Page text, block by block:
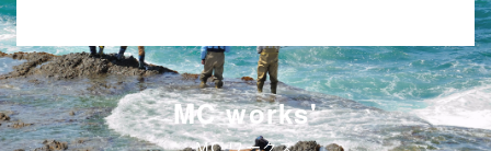
MC works'
MC ワークス